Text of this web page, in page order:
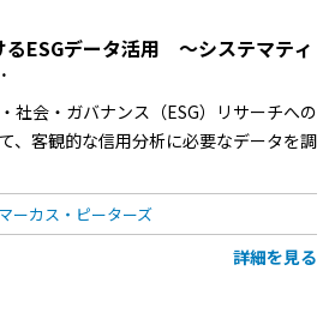
るESGデータ活用 ～システマティ
社会・ガバナンス（ESG）リサーチへの
、客観的な信用分析に必要なデータを調
マーカス・ピーターズ
詳細を見る